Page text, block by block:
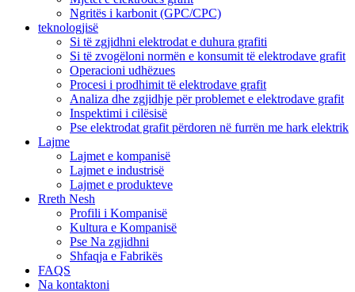
Ngritës i karbonit (GPC/CPC)
teknologjisë
Si të zgjidhni elektrodat e duhura grafiti
Si të zvogëloni normën e konsumit të elektrodave grafit
Operacioni udhëzues
Procesi i prodhimit të elektrodave grafit
Analiza dhe zgjidhje për problemet e elektrodave grafit
Inspektimi i cilësisë
Pse elektrodat grafit përdoren në furrën me hark elektrik
Lajme
Lajmet e kompanisë
Lajmet e industrisë
Lajmet e produkteve
Rreth Nesh
Profili i Kompanisë
Kultura e Kompanisë
Pse Na zgjidhni
Shfaqja e Fabrikës
FAQS
Na kontaktoni